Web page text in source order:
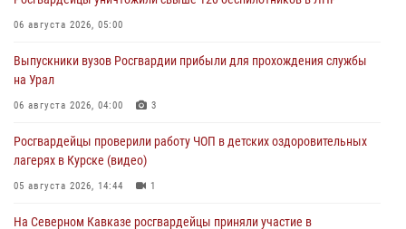
06 августа 2026, 05:00
Выпускники вузов Росгвардии прибыли для прохождения службы
на Урал
06 августа 2026, 04:00 3
Росгвардейцы проверили работу ЧОП в детских оздоровительных
лагерях в Курске (видео)
05 августа 2026, 14:44 1
На Северном Кавказе росгвардейцы приняли участие в